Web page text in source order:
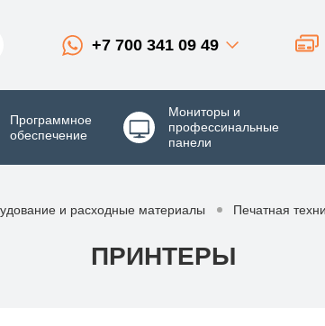
+7 700 341 09 49
Программное
обеспечение
Мониторы и
профессинальные
панели
и расходные материалы Печатная
ПРИНТЕРЫ